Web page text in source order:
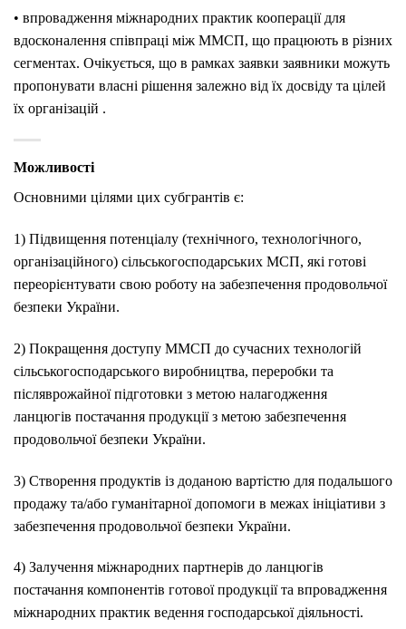
• впровадження міжнародних практик кооперації для
вдосконалення співпраці між ММСП, що працюють в різних
сегментах. Очікується, що в рамках заявки заявники можуть
пропонувати власні рішення залежно від їх досвіду та цілей
їх організацій .
Можливості
Основними цілями цих субгрантів є:
1) Підвищення потенціалу (технічного, технологічного,
організаційного) сільськогосподарських МСП, які готові
переорієнтувати свою роботу на забезпечення продовольчої
безпеки України.
2) Покращення доступу ММСП до сучасних технологій
сільськогосподарського виробництва, переробки та
післяврожайної підготовки з метою налагодження
ланцюгів постачання продукції з метою забезпечення
продовольчої безпеки України.
3) Створення продуктів із доданою вартістю для подальшого
продажу та/або гуманітарної допомоги в межах ініціативи з
забезпечення продовольчої безпеки України.
4) Залучення міжнародних партнерів до ланцюгів
постачання компонентів готової продукції та впровадження
міжнародних практик ведення господарської діяльності.